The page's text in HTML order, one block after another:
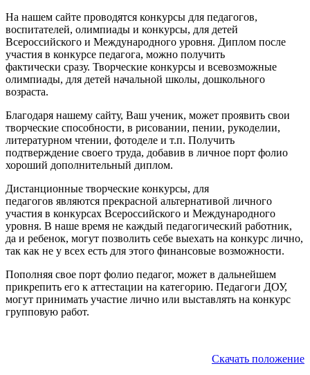
На нашем сайте проводятся конкурсы для педагогов,
воспитателей, олимпиады и конкурсы, для детей
Всероссийского и Международного уровня. Диплом после
участия в конкурсе педагога, можно получить
фактически сразу. Творческие конкурсы и всевозможные
олимпиады, для детей начальной школы, дошкольного
возраста.
Благодаря нашему сайту, Ваш ученик, может проявить свои
творческие способности, в рисовании, пении, рукоделии,
литературном чтении, фотоделе и т.п. Получить
подтверждение своего труда, добавив в личное порт фолио
хороший дополнительный диплом.
Дистанционные творческие конкурсы, для
педагогов являются прекрасной альтернативой личного
участия в конкурсах Всероссийского и Международного
уровня. В наше время не каждый педагогический работник,
да и ребенок, могут позволить себе выехать на конкурс лично,
так как не у всех есть для этого финансовые возможности.
Пополняя свое порт фолио педагог, может в дальнейшем
прикрепить его к аттестации на категорию. Педагоги ДОУ,
могут принимать участие лично или выставлять на конкурс
групповую работ.
Скачать положение